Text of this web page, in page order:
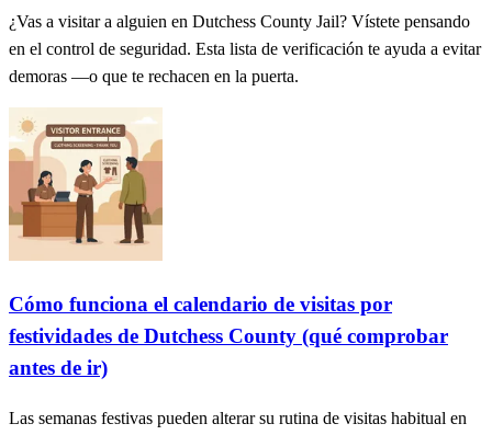
¿Vas a visitar a alguien en Dutchess County Jail? Vístete pensando
en el control de seguridad. Esta lista de verificación te ayuda a evitar
demoras —o que te rechacen en la puerta.
Cómo funciona el calendario de visitas por
festividades de Dutchess County (qué comprobar
antes de ir)
Las semanas festivas pueden alterar su rutina de visitas habitual en